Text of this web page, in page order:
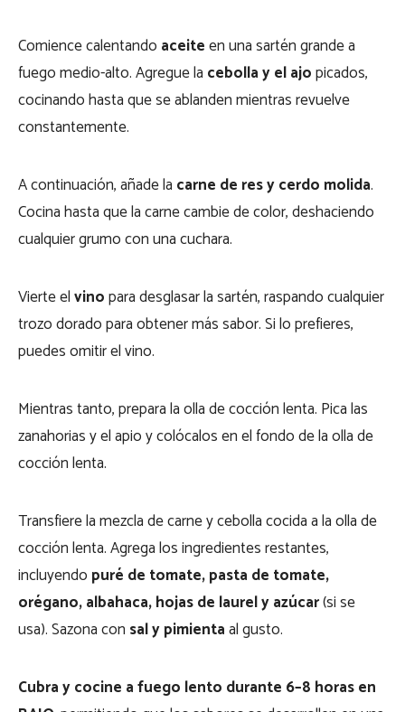
Comience calentando aceiteen una sartén grande a
fuego medio-alto. Agregue la cebolla y el ajopicados,
cocinando hasta que se ablanden mientras revuelve
constantemente.
A continuación, añade la carne de res y cerdo molida.
Cocina hasta que la carne cambie de color, deshaciendo
cualquier grumo con una cuchara.
Vierte elvinopara desglasar la sartén, raspando cualquier
trozo dorado para obtener más sabor. Si lo prefieres,
puedes omitir el vino.
Mientras tanto, prepara la olla de cocción lenta. Pica las
zanahorias y el apio y colócalos en el fondo de la olla de
cocción lenta.
Transfiere la mezcla de carne y cebolla cocida a la olla de
cocción lenta. Agrega los ingredientes restantes,
incluyendo puré de tomate, pasta de tomate,
orégano, albahaca, hojas de laurel y azúcar(si se
usa). Sazona con sal y pimientaal gusto.
Cubra y cocine a fuego lento durante 6–8 horas en